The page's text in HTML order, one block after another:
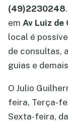
(49)2230248
em Av Luiz de
local é
de consultas,
guias e
O Julio
feira, Terça-
Sexta-feira,